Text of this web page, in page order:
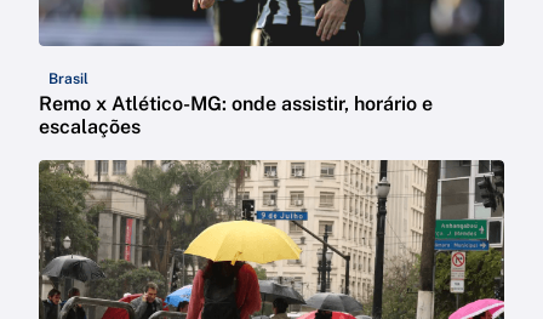
Brasil
Remo x Atlético-MG: onde assistir, horário e
escalações